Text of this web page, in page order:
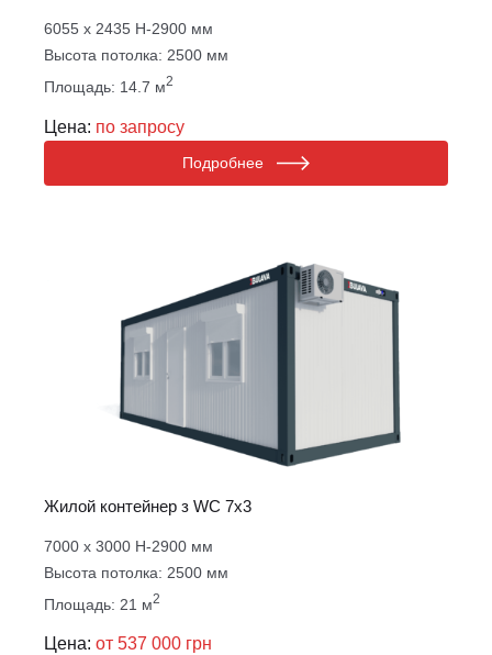
6055 х 2435 Н-2900 мм
Высота потолка: 2500 мм
Площадь: 14.7 м2
Цена: по запросу
Подробнее
Жилой контейнер з WC 7х3
7000 х 3000 Н-2900 мм
Высота потолка: 2500 мм
Площадь: 21 м2
Цена: от 537 000 грн